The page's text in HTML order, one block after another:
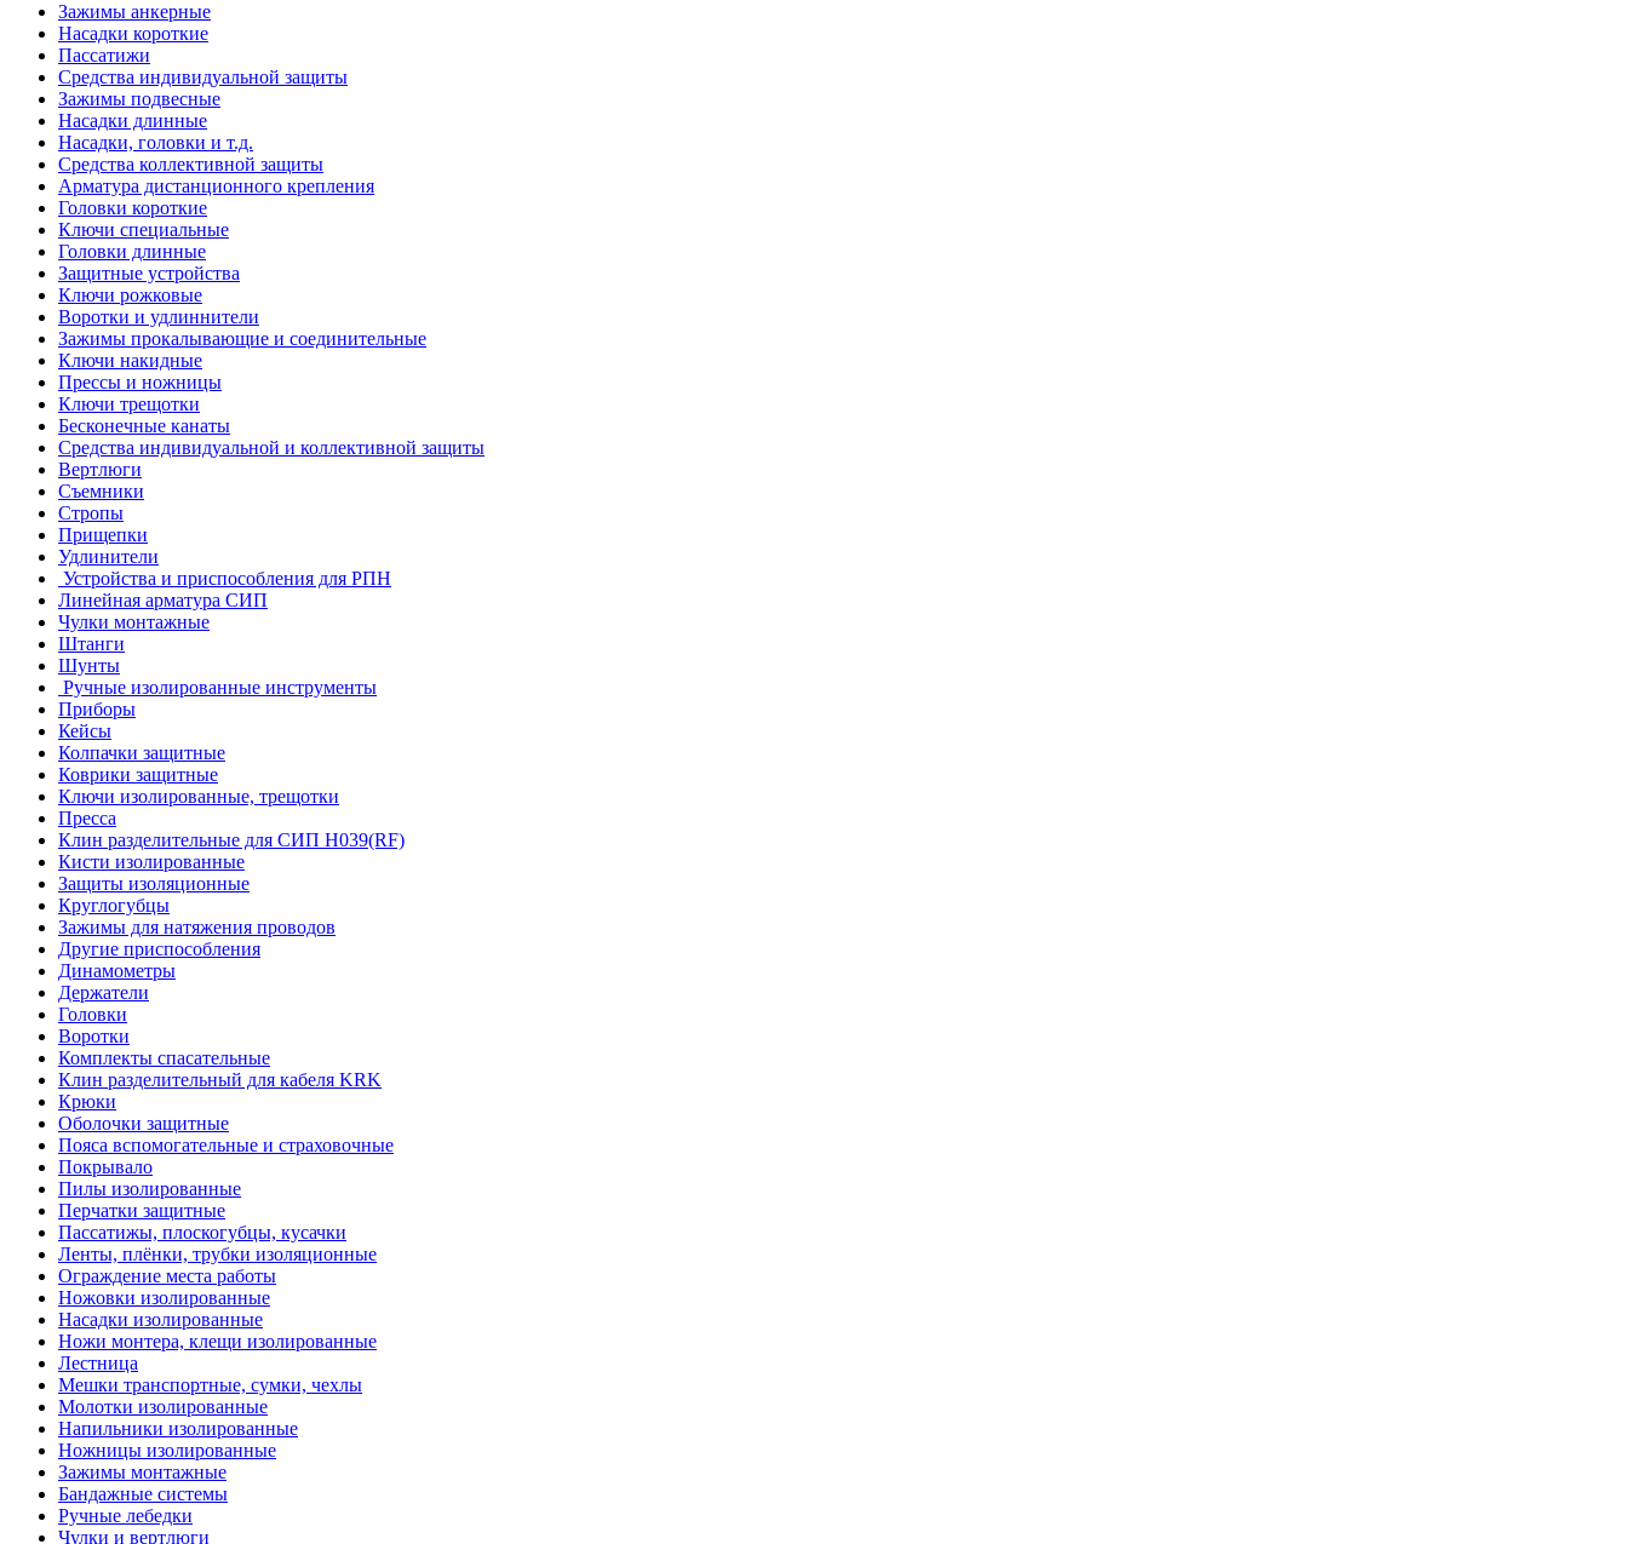
Зажимы анкерные
Насадки короткие
Пассатижи
Средства индивидуальной защиты
Зажимы подвесные
Насадки длинные
Насадки, головки и т.д.
Средства коллективной защиты
Арматура дистанционного крепления
Головки короткие
Ключи специальные
Головки длинные
Защитные устройства
Ключи рожковые
Воротки и удлиннители
Зажимы прокалывающие и соединительные
Ключи накидные
Прессы и ножницы
Ключи трещотки
Бесконечные канаты
Средства индивидуальной и коллективной защиты
Вертлюги
Съемники
Стропы
Прищепки
Удлинители
Устройства и приспособления для РПН
Линейная арматура СИП
Чулки монтажные
Штанги
Шунты
Ручные изолированные инструменты
Приборы
Кейсы
Колпачки защитные
Коврики защитные
Ключи изолированные, трещотки
Пресса
Клин разделительные для СИП Н039(RF)
Кисти изолированные
Защиты изоляционные
Круглогубцы
Зажимы для натяжения проводов
Другие приспособления
Динамометры
Держатели
Головки
Воротки
Комплекты спасательные
Клин разделительный для кабеля KRK
Крюки
Оболочки защитные
Пояса вспомогательные и страховочные
Покрывало
Пилы изолированные
Перчатки защитные
Пассатижы, плоскогубцы, кусачки
Ленты, плёнки, трубки изоляционные
Ограждение места работы
Ножовки изолированные
Насадки изолированные
Ножи монтера, клещи изолированные
Лестница
Мешки транспортные, сумки, чехлы
Молотки изолированные
Напильники изолированные
Ножницы изолированные
Зажимы монтажные
Бандажные системы
Ручные лебедки
Чулки и вертлюги